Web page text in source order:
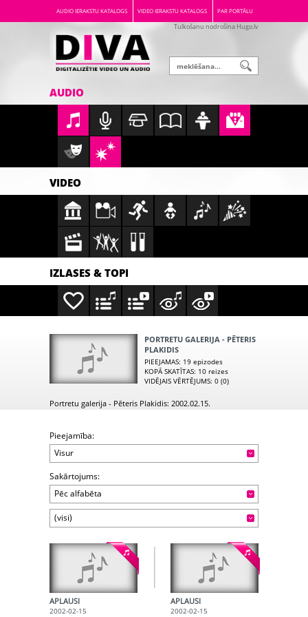
AUDIO IERAKSTU KATALOGS VIDEO IERAKSTU KATALOGS PAR PORTĀLU
Tulkošanu nodrošina Hugo.lv
AUDIO
VIDEO
IZLASES & TOPI
PORTRETU GALERIJA - PĒTERIS
PLAKIDIS
PIEEJAMAS: 19 epizodes
KOPĀ SKATĪTAS: 10 reizes
VIDĒJAIS VĒRTĒJUMS: 0 (0)
Portretu galerija - Pēteris Plakidis: 2002.02.15.
Pieejamība:
Visur
Sakārtojums:
Pēc alfabēta
(visi)
APLAUSI
2002-02-15
APLAUSI
2002-02-15